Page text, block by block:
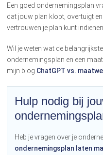
Een goed ondernemingsplan
dat jouw plan klopt, overtuigt
vertrouwen je plan kunt
Wil je weten wat de
ondernemingsplan en een
mijn blog ChatGPT vs.
Hulp nodig bij
Heb je vragen over je
ondernemingsplan laten